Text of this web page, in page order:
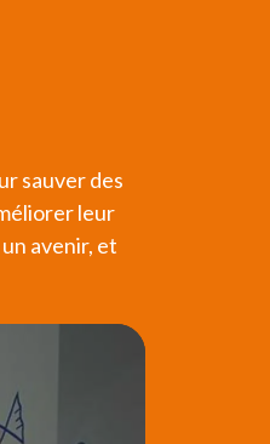
sauver des
leur
avenir, et